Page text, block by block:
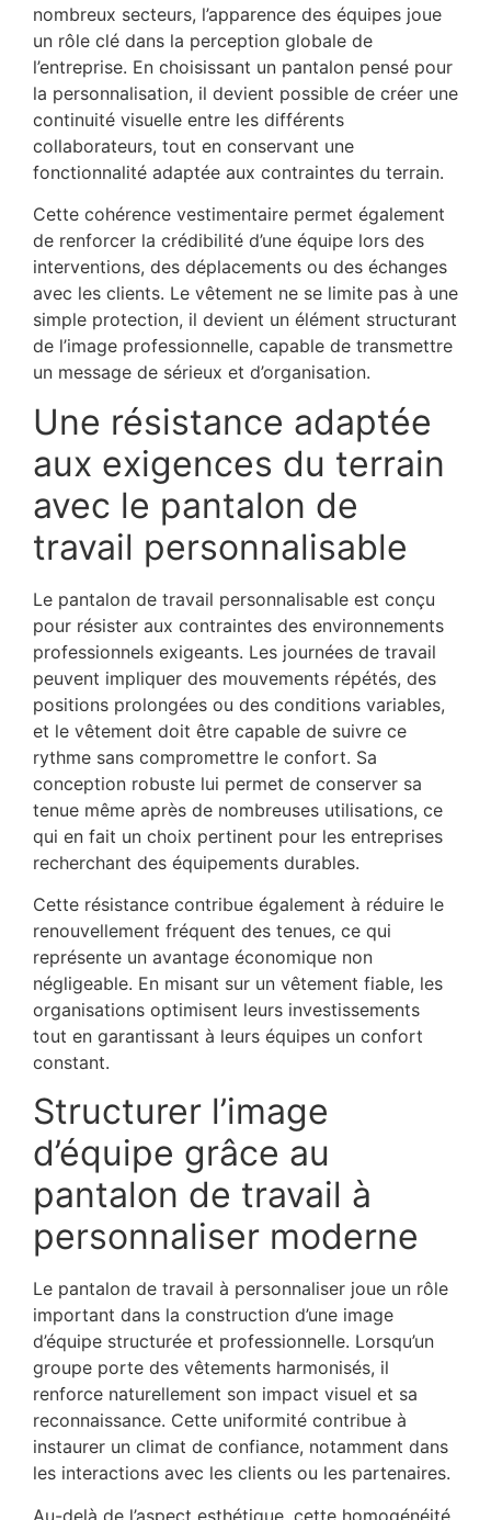
nombreux secteurs, l’apparence des équipes joue
un rôle clé dans la perception globale de
l’entreprise. En choisissant un pantalon pensé pour
la personnalisation, il devient possible de créer une
continuité visuelle entre les différents
collaborateurs, tout en conservant une
fonctionnalité adaptée aux contraintes du terrain.
Cette cohérence vestimentaire permet également
de renforcer la crédibilité d’une équipe lors des
interventions, des déplacements ou des échanges
avec les clients. Le vêtement ne se limite pas à une
simple protection, il devient un élément structurant
de l’image professionnelle, capable de transmettre
un message de sérieux et d’organisation.
Une résistance adaptée
aux exigences du terrain
avec le pantalon de
travail personnalisable
Le pantalon de travail personnalisable est conçu
pour résister aux contraintes des environnements
professionnels exigeants. Les journées de travail
peuvent impliquer des mouvements répétés, des
positions prolongées ou des conditions variables,
et le vêtement doit être capable de suivre ce
rythme sans compromettre le confort. Sa
conception robuste lui permet de conserver sa
tenue même après de nombreuses utilisations, ce
qui en fait un choix pertinent pour les entreprises
recherchant des équipements durables.
Cette résistance contribue également à réduire le
renouvellement fréquent des tenues, ce qui
représente un avantage économique non
négligeable. En misant sur un vêtement fiable, les
organisations optimisent leurs investissements
tout en garantissant à leurs équipes un confort
constant.
Structurer l’image
d’équipe grâce au
pantalon de travail à
personnaliser moderne
Le pantalon de travail à personnaliser joue un rôle
important dans la construction d’une image
d’équipe structurée et professionnelle. Lorsqu’un
groupe porte des vêtements harmonisés, il
renforce naturellement son impact visuel et sa
reconnaissance. Cette uniformité contribue à
instaurer un climat de confiance, notamment dans
les interactions avec les clients ou les partenaires.
Au-delà de l’aspect esthétique, cette homogénéité